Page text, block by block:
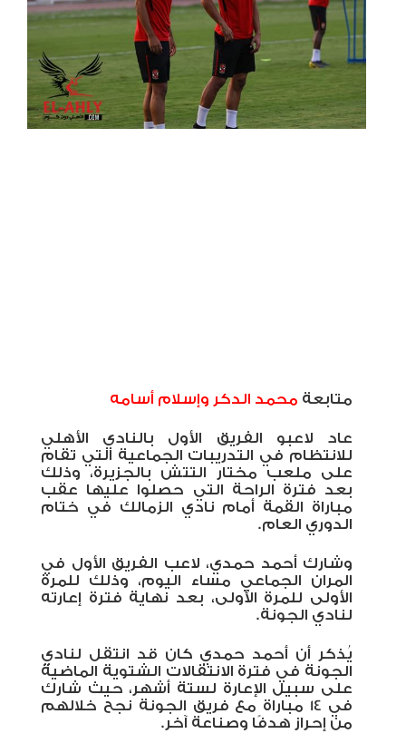
متابعة محمد الدكر وإسلام أسامه
عاد لاعبو الفريق الأول بالنادي الأهلي
للانتظام في التدريبات الجماعية التي تقام
على ملعب مختار التتش بالجزيرة، وذلك
بعد فترة الراحة التي حصلوا عليها عقب
مباراة القمة أمام نادي الزمالك في ختام
الدوري العام.
وشارك أحمد حمدي، لاعب الفريق الأول في
المران الجماعي مساء اليوم، وذلك للمرة
الأولى للمرة الأولى، بعد نهاية فترة إعارته
لنادي الجونة.
يُذكر أن أحمد حمدي كان قد انتقل لنادي
الجونة في فترة الانتقالات الشتوية الماضية
على سبيل الإعارة لستة أشهر، حيث شارك
في 14 مباراة مع فريق الجونة نجح خلالهم
من إحراز هدفًا وصناعة آخر.